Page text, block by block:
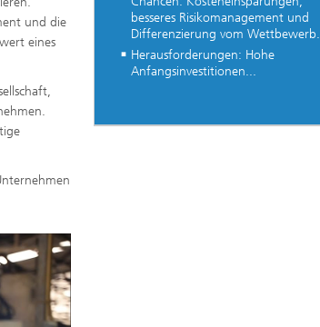
und die
eines
besseres Risikomanagement und
Differenzierung vom Wettbewerb.
Herausforderungen: Hohe
Anfangsinvestitionen...